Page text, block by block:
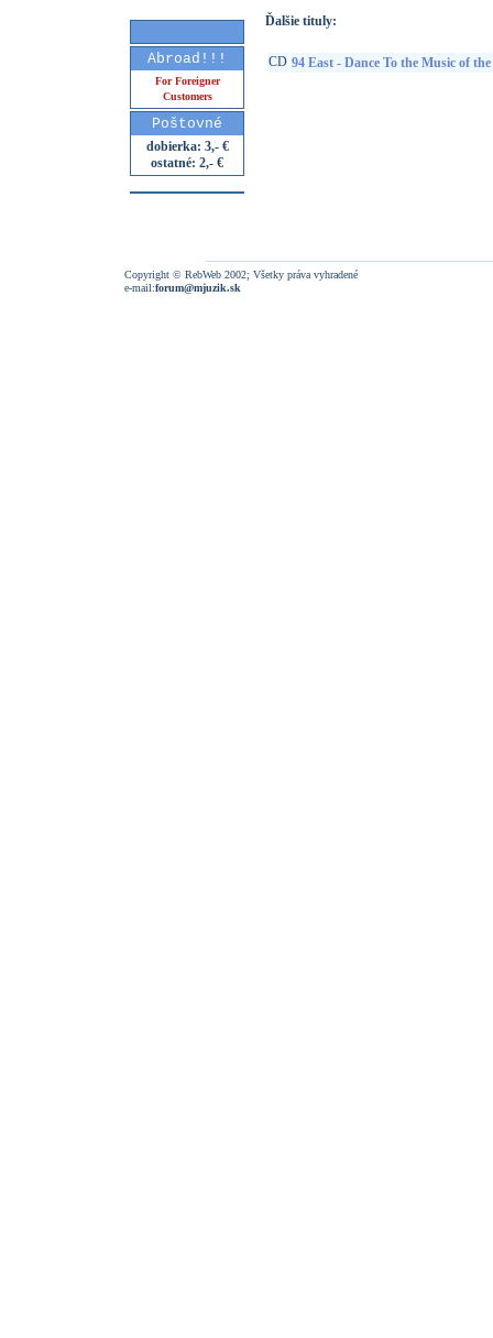
Abroad!!!
For Foreigner
Customers
Poštovné
dobierka: 3,- €
ostatné: 2,- €
Ďalšie tituly:
CD 94 East - Dance To the Music of
Copyright © RebWeb 2002; Všetky práva vyhradené
e-mail:forum@mjuzik.sk